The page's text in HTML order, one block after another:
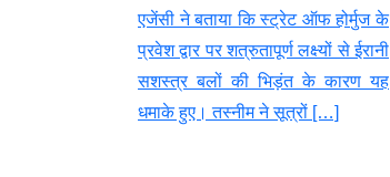
गोली मारी, फिर खुद को भी शूट कर
लिया। फायरिंग की इस घटना में कम से
कम 15 छात्र घायल हो गए। स्थानीय
मीडिया रिपोर्ट […]